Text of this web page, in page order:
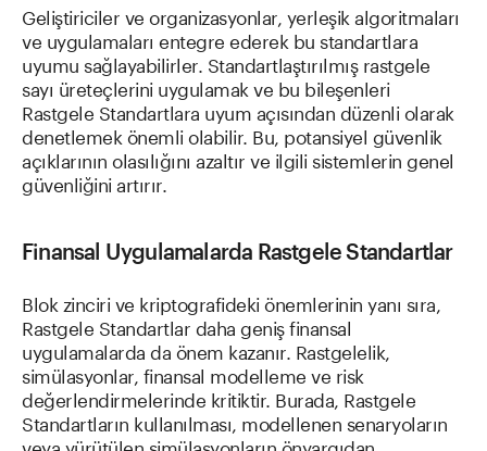
Geliştiriciler ve organizasyonlar, yerleşik algoritmaları
ve uygulamaları entegre ederek bu standartlara
uyumu sağlayabilirler. Standartlaştırılmış rastgele
sayı üreteçlerini uygulamak ve bu bileşenleri
Rastgele Standartlara uyum açısından düzenli olarak
denetlemek önemli olabilir. Bu, potansiyel güvenlik
açıklarının olasılığını azaltır ve ilgili sistemlerin genel
güvenliğini artırır.
Finansal Uygulamalarda Rastgele Standartlar
Blok zinciri ve kriptografideki önemlerinin yanı sıra,
Rastgele Standartlar daha geniş finansal
uygulamalarda da önem kazanır. Rastgelelik,
simülasyonlar, finansal modelleme ve risk
değerlendirmelerinde kritiktir. Burada, Rastgele
Standartların kullanılması, modellenen senaryoların